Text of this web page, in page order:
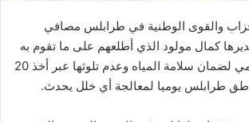
والقوى الوطنية في طرابلس مصافي
كمال مولود الذي أطلعهم على ما تقوم به
المديرية من جهد يومي لضمان سلامة المياه وعدم تلوثها عبر أخذ 20
طرابلس يوميا لمعالجة أي خلل يحدث.